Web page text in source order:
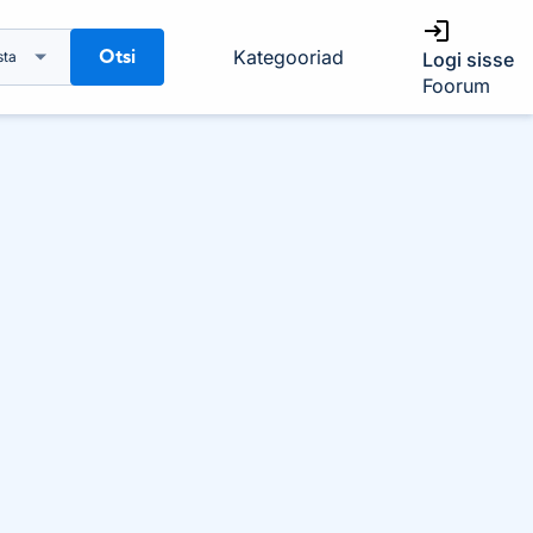
Otsi Kategooriad
Logi sisse
Foorum